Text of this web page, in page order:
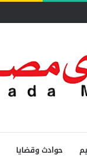
التمثيل التجاري
حوادث وقضايا